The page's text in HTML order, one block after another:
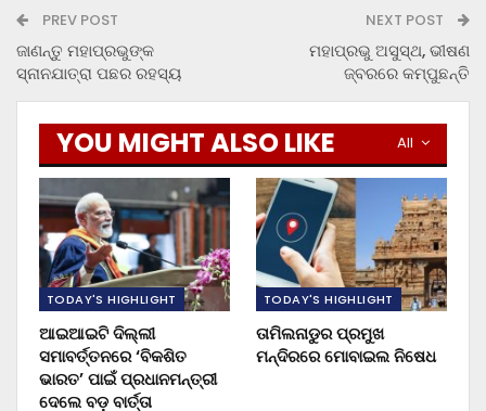
PREV POST
ଜାଣନ୍ତୁ ମହାପ୍ରଭୁଙ୍କ
ସ୍ନାନଯାତ୍ରା ପଛର ରହସ୍ୟ
NEXT POST
ମହାପ୍ରଭୁ ଅସୁସ୍ଥ, ଭୀଷଣ
ଜ୍ବରରେ କମ୍ପୁଛନ୍ତି
All
YOU MIGHT ALSO LIKE
TODAY'S HIGHLIGHT
ଆଇଆଇଟି ଦିଲ୍ଲୀ
ସମାବର୍ତ୍ତନରେ ‘ବିକଶିତ
ଭାରତ’ ପାଇଁ ପ୍ରଧାନମନ୍ତ୍ରୀ
ଦେଲେ ବଡ଼ ବାର୍ତ୍ତା
TODAY'S HIGHLIGHT
ତାମିଲନାଡୁର ପ୍ରମୁଖ
ମନ୍ଦିରରେ ମୋବାଇଲ ନିଷେଧ